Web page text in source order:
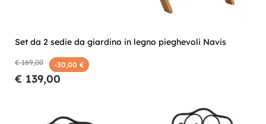
Set da 2 sedie da giardino in legno pieghevoli Navis
€ 169,00 -30,00 €
€ 139,00